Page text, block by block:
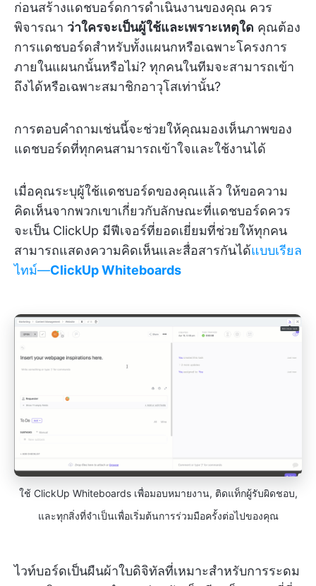
ก่อนสร้างแดชบอร์ดการดำเนินงานของคุณ ควร
พิจารณา ว่าใครจะเป็นผู้ใช้และเพราะเหตุใด คุณต้อง
การแดชบอร์ดสำหรับทั้งแผนกหรือเฉพาะโครงการ
ภายในแผนกนั้นหรือไม่? ทุกคนในทีมจะสามารถเข้า
ถึงได้หรือเฉพาะสมาชิกอาวุโสเท่านั้น?
การตอบคำถามเช่นนี้จะช่วยให้คุณมองเห็นภาพของ
แดชบอร์ดที่ทุกคนสามารถเข้าใจและใช้งานได้
เมื่อคุณระบุผู้ใช้แดชบอร์ดของคุณแล้ว ให้ขอความ
คิดเห็นจากพวกเขาเกี่ยวกับลักษณะที่แดชบอร์ดควร
จะเป็น ClickUp มีฟีเจอร์ที่ยอดเยี่ยมที่ช่วยให้ทุกคน
สามารถแสดงความคิดเห็นและสื่อสารกันได้แบบเรียล
ไทม์—ClickUp Whiteboards
ใช้ ClickUp Whiteboards เพื่อมอบหมายงาน, ติดแท็กผู้รับผิดชอบ,
และทุกสิ่งที่จำเป็นเพื่อเริ่มต้นการร่วมมือครั้งต่อไปของคุณ
ไวท์บอร์ดเป็นผืนผ้าใบดิจิทัลที่เหมาะสำหรับการระดม